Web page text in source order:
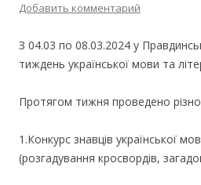
Добавить комментарий
З 04.03 по 08.03.2024 у
тиждень української мови та
Протягом тижня проведено
1.Конкурс знавців української
(розгадування кросвордів,